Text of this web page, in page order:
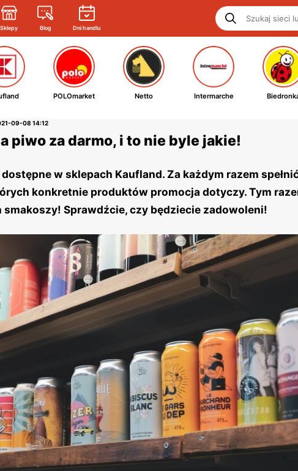
Sklepy Blog Dni handlu
POLOmarket Netto Intermarche
09-08 14:12
piwo za darmo, i to nie byle jakie!
w sklepach Kaufland. Za każdym razem
konkretnie produktów promocja dotyczy. Tym
Sprawdźcie, czy będziecie zadowoleni!